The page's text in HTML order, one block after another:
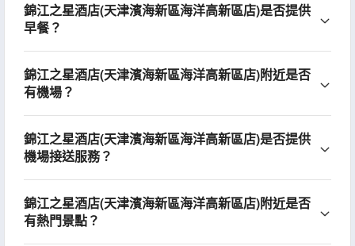
錦江之星酒店(天津濱海新區海洋高新區店)是否提供
早餐？
錦江之星酒店(天津濱海新區海洋高新區店)附近是否
有機場？
錦江之星酒店(天津濱海新區海洋高新區店)是否提供
機場接送服務？
錦江之星酒店(天津濱海新區海洋高新區店)附近是否
有熱門景點？